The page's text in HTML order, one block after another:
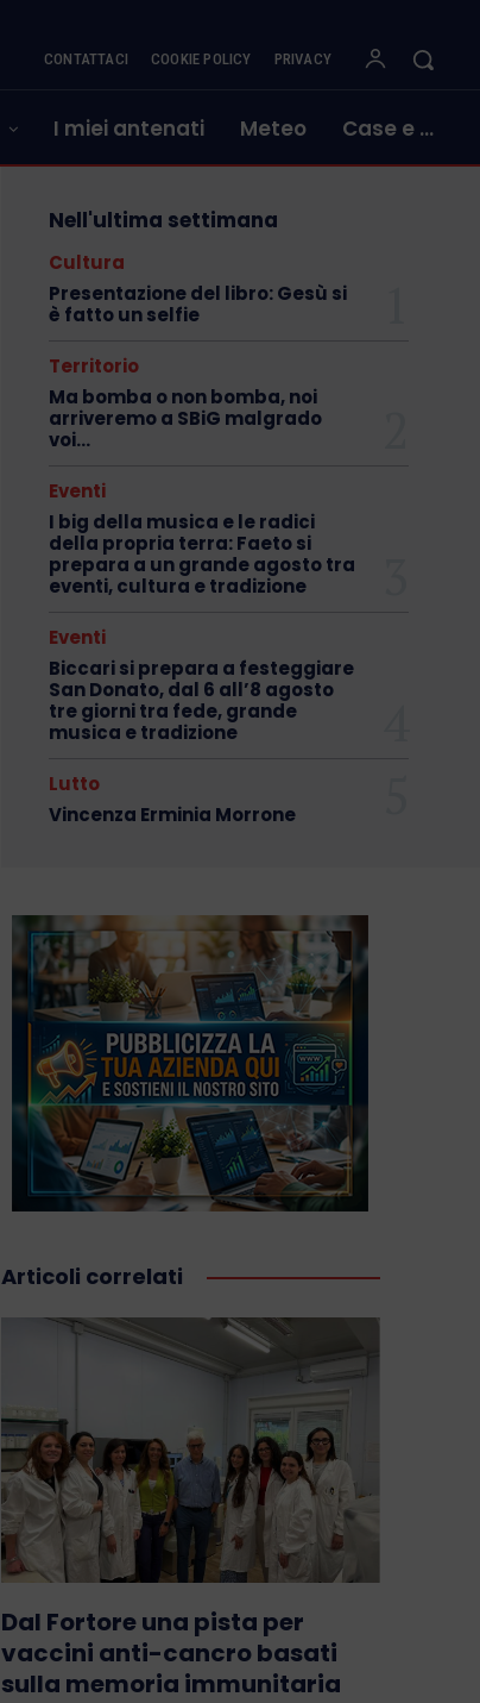
CONTATTACI COOKIE POLICY PRIVACY
I miei antenati Meteo Case e …
Nell'ultima settimana
Cultura
Presentazione del libro: Gesù si
è fatto un selfie
Territorio
Ma bomba o non bomba, noi
arriveremo a SBiG malgrado
voi…
Eventi
I big della musica e le radici
della propria terra: Faeto si
prepara a un grande agosto tra
eventi, cultura e tradizione
Eventi
Biccari si prepara a festeggiare
San Donato, dal 6 all’8 agosto
tre giorni tra fede, grande
musica e tradizione
Lutto
Vincenza Erminia Morrone
Articoli correlati
Dal Fortore una pista per
vaccini anti-cancro basati
sulla memoria immunitaria